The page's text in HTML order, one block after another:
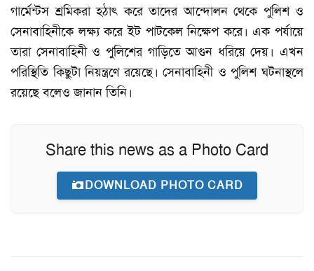
গার্মেন্টস শ্রমিকরা হঠাৎ করে তাদের আন্দোলন থেকে পুলিশ ও
সেনাবাহিনীকে লক্ষ্য করে ইট পাটকেল নিক্ষেপ করে। এক পর্যায়ে
তারা সেনাবাহিনী ও পুলিশের গাড়িতে আগুন ধরিয়ে দেয়। এখন
পরিস্থিতি কিছুটা নিয়ন্ত্রণে রয়েছে। সেনাবাহিনী ও পুলিশ ঘটনাস্থলে
রয়েছে বলেও জানান তিনি।
Share this news as a Photo Card
DOWNLOAD PHOTO CARD